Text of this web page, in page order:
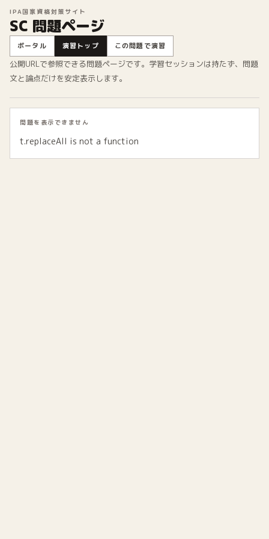
IPA国家資格対策サイト
SC 問題ページ
ポータル 演習トップ この問題で演習
公開URLで参照できる問題ページです。学習セッションは持たず、問題
文と論点だけを安定表示します。
問題を表示できません
t.replaceAll is not a function